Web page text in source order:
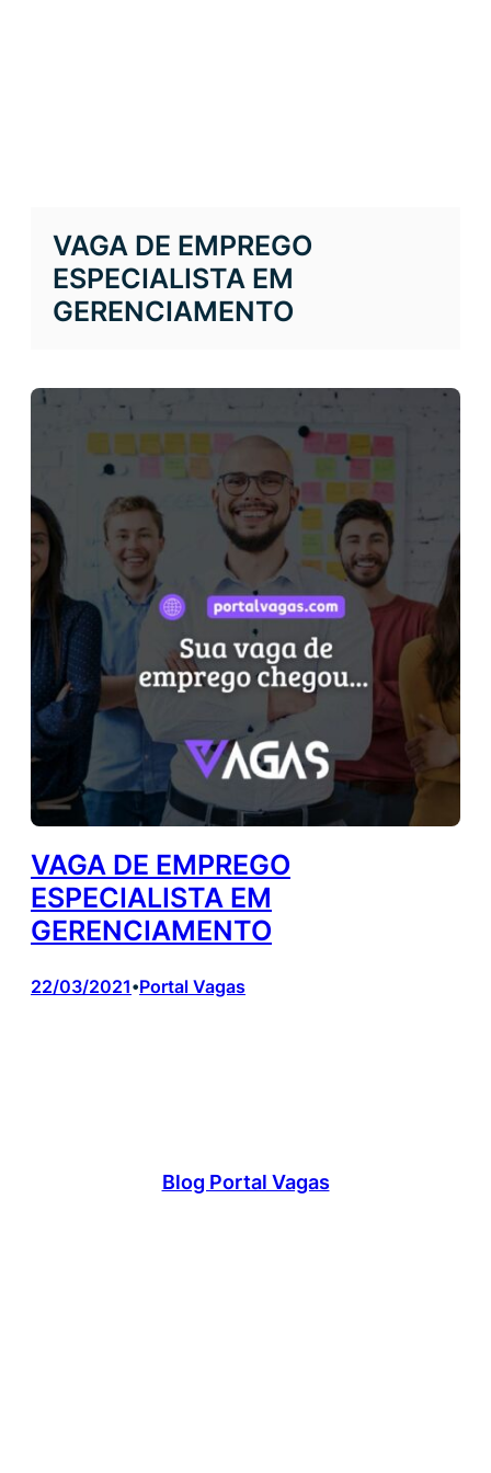
VAGA DE EMPREGO
ESPECIALISTA EM
GERENCIAMENTO
VAGA DE EMPREGO
ESPECIALISTA EM
GERENCIAMENTO
22/03/2021•Portal Vagas
Blog Portal Vagas